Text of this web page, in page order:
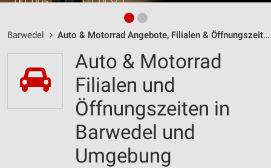
Barwedel Auto & Motorrad Angebote, Filialen & Öffnungszeiten
Auto & Motorrad
Filialen und
Öffnungszeiten in
Barwedel und
Umgebung